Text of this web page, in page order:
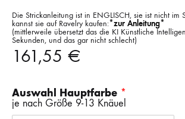
Die Strickanleitung ist in ENGLISCH, sie ist nicht im
kannst sie auf Ravelry kaufen:*zur Anleitung*
(mittlerweile übersetzt das die KI Künstliche
Sekunden, und das gar nicht schlecht)
161,55 €
Auswahl Hauptfarbe
je nach Größe 9-13 Knäuel